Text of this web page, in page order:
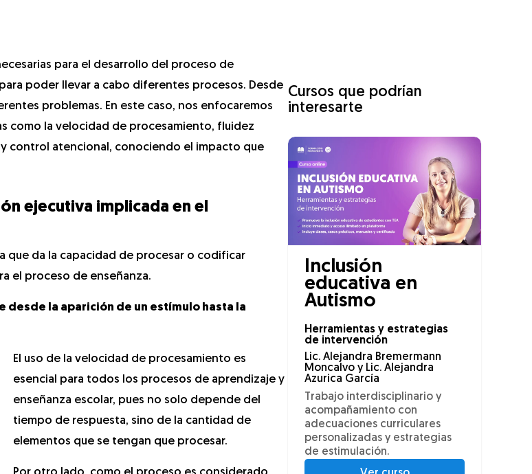
para el desarrollo del proceso de
poder llevar a cabo diferentes procesos. Desde
problemas. En este caso, nos enfocaremos
como la velocidad de procesamiento, fluidez
control atencional, conociendo el impacto que
ejecutiva implicada en el
que da la capacidad de procesar o codificar
el proceso de enseñanza.
desde la aparición de un estímulo hasta la
El uso de la velocidad de procesamiento es
esencial para todos los procesos de aprendizaje y
enseñanza escolar, pues no solo depende del
tiempo de respuesta, sino de la cantidad de
elementos que se tengan que procesar.
Cursos que podrían
interesarte
Inclusión
educativa en
Autismo
Herramientas y estrategias
de intervención
Lic. Alejandra Bremermann
Moncalvo y Lic. Alejandra
Azurica García
Trabajo interdisciplinario y
acompañamiento con
adecuaciones curriculares
personalizadas y estrategias
de estimulación.